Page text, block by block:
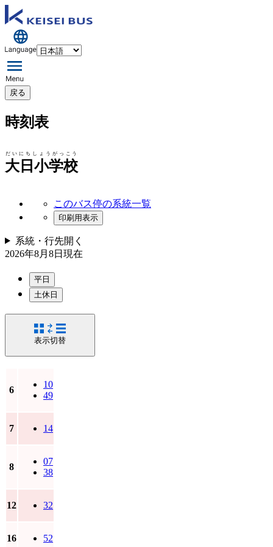
戻る
時刻表
大日小学校
だいにちしょうがっこう
このバス停の系統一覧
印刷用表示
系統・行先開く
2026年8月8日 現在
平日
土休日
表示切替
6
10
49
7 14
8
07
38
12 32
16 52